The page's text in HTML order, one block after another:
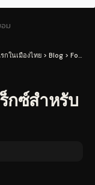
ม
กในเมืองไทย > Blog > Forex Trading
กซ์สำหรับ